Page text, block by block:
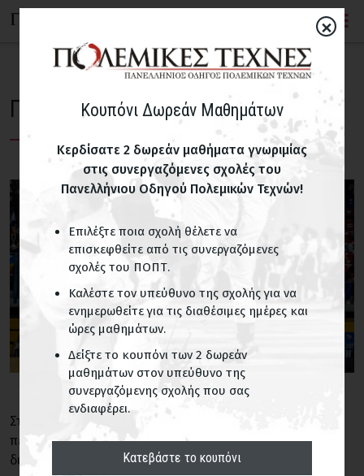
Προπόνηση έξω απο το κουτί
Στην πορεία κάθε σχολής, παρουσιάζονται στιγμές ή
περίοδοι όπου επικρατεί ένα κλίμα, έντασης,
δυσαρέσκειας, κορεσμού ή κακής διάθεσης. Σε
×
Κουπόνι Δωρεάν Μαθημάτων
Κερδίσατε 2 δωρεάν μαθήματα γνωριμίας
στις συνεργαζόμενες σχολές του
Πανελλήνιου Οδηγού Πολεμικών Τεχνών!
Επιλέξτε ποια σχολή θέλετε να
επισκεφθείτε από τις συνεργαζόμενες
σχολές του ΠΟΠΤ.
Καλέστε τον υπεύθυνο της σχολής για να
ενημερωθείτε για τις διαθέσιμες ημέρες και
ώρες μαθημάτων.
Δείξτε το κουπόνι των 2 δωρεάν
μαθημάτων στον υπεύθυνο της
συνεργαζόμενης σχολής που σας
ενδιαφέρει.
Κατεβάστε το κουπόνι